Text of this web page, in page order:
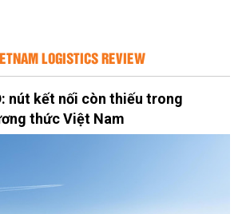
LOGISTICS REVIEW
nút kết nối còn thiếu trong
thức Việt Nam